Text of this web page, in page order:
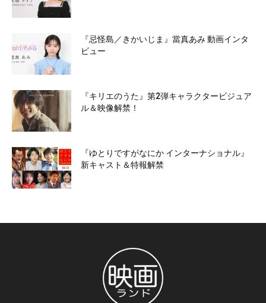
『忌怪島／きかいじま』當真あみ 動画インタ
ビュー
『キリエのうた』第2弾キャラクタービジュア
ル＆映像解禁！
『ゆとりですがなにか インターナショナル』
新キャスト＆特報解禁